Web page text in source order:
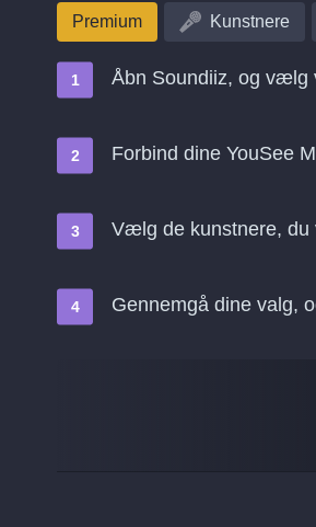
Premium Kunstnere
Åbn Soundiiz, og
Forbind dine YouSee
Vælg de kunstnere, du
Gennemgå dine valg,